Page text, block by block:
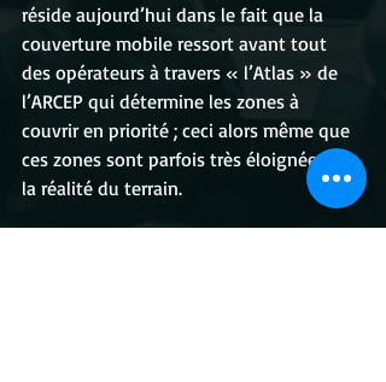
réside aujourd’hui dans le fait que la
couverture mobile ressort avant tout
des opérateurs à travers « l’Atlas » de
l’ARCEP qui détermine les zones à
couvrir en priorité ; ceci alors même que
ces zones sont parfois très éloignées de
la réalité du terrain.